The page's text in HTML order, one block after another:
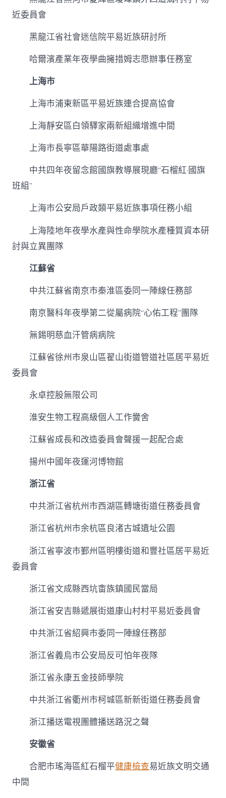
近委員會
黑龍江省社會迷信院平易近族研討所
哈爾濱產業年夜學曲擁措姆志愿辦事任務室
上海市
上海市浦東新區平易近族連合提高協會
上海靜安區白領驛家兩新組織增進中間
上海市長寧區華陽路街道處事處
中共四年夜留念館國旗教導展現廳“石榴紅·國旗
班組”
上海市公安局戶政類平易近族事項任務小組
上海陸地年夜學水產與性命學院水產種質資本研
討與立異團隊
江蘇省
中共江蘇省南京市秦淮區委同一陣線任務部
南京醫科年夜學第二從屬病院“心佑工程”團隊
無錫明慈血汗管病病院
江蘇省徐州市泉山區翟山街道管道社區居平易近
委員會
永卓控股無限公司
淮安生物工程高級個人工作黌舍
江蘇省成長和改造委員會聲援一起配合處
揚州中國年夜運河博物館
浙江省
中共浙江省杭州市西湖區轉塘街道任務委員會
浙江省杭州市余杭區良渚古城遺址公園
浙江省寧波市鄞州區明樓街道和豐社區居平易近
委員會
浙江省文成縣西坑畬族鎮國民當局
浙江省安吉縣遞展街道康山村村平易近委員會
中共浙江省紹興市委同一陣線任務部
浙江省義烏市公安局反可怕年夜隊
浙江省永康五金技師學院
中共浙江省衢州市柯城區新新街道任務委員會
浙江播送電視團體播送路況之聲
安徽省
合肥市瑤海區紅石榴平健康檢查易近族文明交通
中間